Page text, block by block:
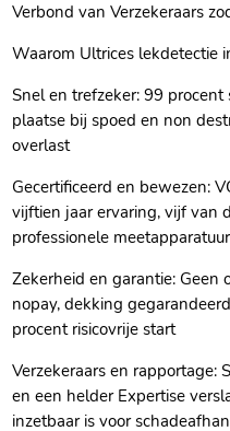
Verbond van Verzekeraars
Waarom Ultrices lekdetectie
Snel en trefzeker: 99
plaatse bij spoed en non
overlast
Gecertificeerd en bewezen:
vijftien jaar ervaring, vijf van
professionele meetapparatuur
Zekerheid en garantie: Geen
nopay, dekking
procent risicovrije start
Verzekeraars en rapportage:
en een helder Expertise
inzetbaar is voor